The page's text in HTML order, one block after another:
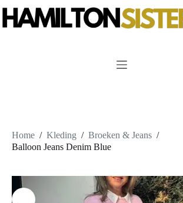
naar
de
Home / Kleding / Broeken & Jeans /
Balloon Jeans Denim Blue